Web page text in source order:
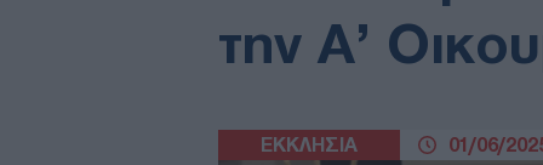
την Α’
ΕΚΚΛΗΣΙΑ 01/06/